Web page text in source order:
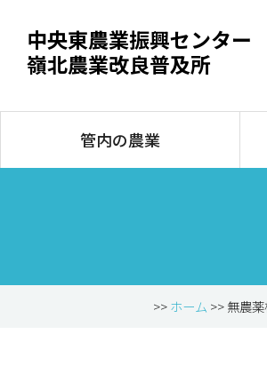
中央東農業振興センター
嶺北農業改良普及所
管内の農業
>>ホーム >> 無農